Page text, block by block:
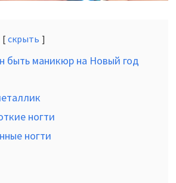
скрыть
быть маникюр на Новый год
ногти
ногти